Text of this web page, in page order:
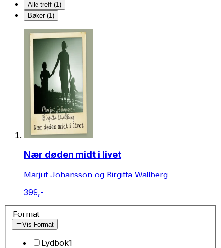
Alle treff (1)
Bøker (1)
Nær døden midt i livet
Marjut Johansson og Birgitta Wallberg
399,-
Format
Vis Format
Lydbok1